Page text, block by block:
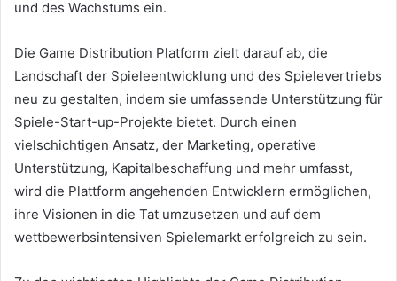
und des Wachstums ein.
Die Game Distribution Platform zielt darauf ab, die
Landschaft der Spieleentwicklung und des Spielevertriebs
neu zu gestalten, indem sie umfassende Unterstützung für
Spiele-Start-up-Projekte bietet. Durch einen
vielschichtigen Ansatz, der Marketing, operative
Unterstützung, Kapitalbeschaffung und mehr umfasst,
wird die Plattform angehenden Entwicklern ermöglichen,
ihre Visionen in die Tat umzusetzen und auf dem
wettbewerbsintensiven Spielemarkt erfolgreich zu sein.